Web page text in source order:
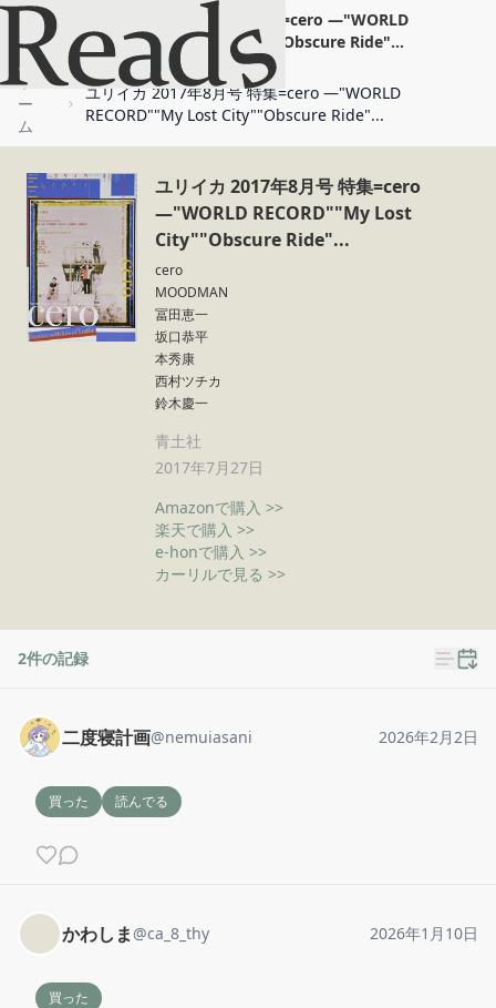
ユリイカ 2017年8月号 特集=cero ―"WORLD
RECORD""My Lost City""Obscure Ride"...
ホ
ー
ム
ユリイカ 2017年8月号 特集=cero ―"WORLD
RECORD""My Lost City""Obscure Ride"...
ユリイカ 2017年8月号 特集=cero
―"WORLD RECORD""My Lost
City""Obscure Ride"...
cero
MOODMAN
冨田恵一
坂口恭平
本秀康
西村ツチカ
鈴木慶一
青土社
2017年7月27日
Amazonで購入 >>
楽天で購入 >>
e-honで購入 >>
カーリルで見る >>
2件の記録
二度寝計画@nemuiasani 2026年2月2日
買った 読んでる
かわしま@ca_8_thy 2026年1月10日
買った